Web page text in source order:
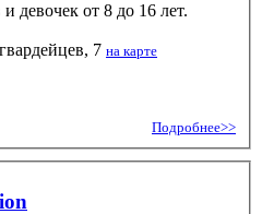
девочек от 8 до 16 лет.
7 на карте
Подробнее>>